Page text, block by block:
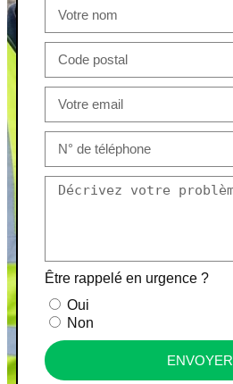
Être rappelé en urgence ?
Oui
Non
ENVOYER